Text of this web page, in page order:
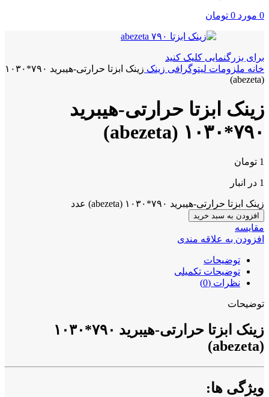
0 مورد 0 تومان
برای بزرگنمایی کلیک کنید
خانه ملزومات لیتوگرافی زینک
زینک ابزتا حرارتی-هیبرید ۷۹۰*۱۰۳۰
(abezeta)
زینک ابزتا حرارتی-هیبرید
۷۹۰*۱۰۳۰ (abezeta)
1 تومان
1 در انبار
زینک ابزتا حرارتی-هیبرید ۷۹۰*۱۰۳۰ (abezeta) عدد
افزودن به سبد خرید
مقايسه
افزودن به علاقه مندی
توضیحات
توضیحات تکمیلی
نظرات (0)
توضیحات
زینک ابزتا حرارتی-هیبرید ۷۹۰*۱۰۳۰
(abezeta)
ویژگی ها: